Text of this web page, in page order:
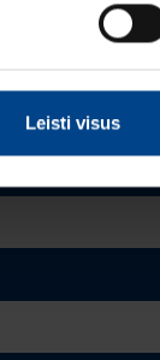
Leisti visus